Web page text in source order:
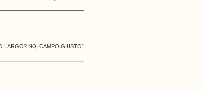
LARGO? NO, CAMPO GIUSTO”